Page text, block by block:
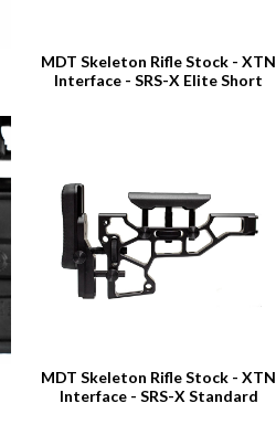
MDT Skeleton Rifle Stock - XTN
Interface - SRS-X Elite Short
MDT Skeleton Rifle Stock - XTN
Interface - SRS-X Standard